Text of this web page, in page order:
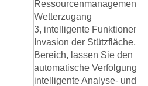
Ressourcenmanagement,
Wetterzugang
3, intelligente Funktionen:
Invasion der Stützfläche,
Bereich, lassen Sie den
automatische Verfolgung
intelligente Analyse- und